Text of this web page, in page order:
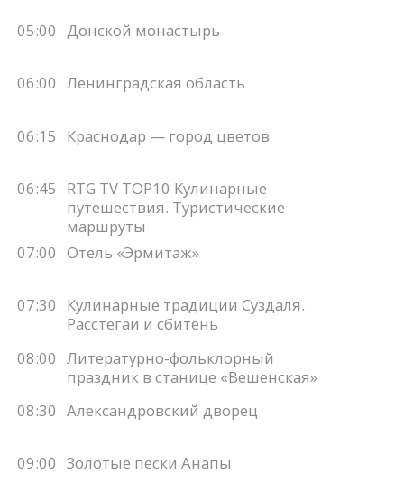
05:00 Донской монастырь
06:00 Ленинградская область
06:15 Краснодар — город цветов
06:45
RTG TV TOP10 Кулинарные
путешествия. Туристические
маршруты
07:00 Отель «Эрмитаж»
07:30
Кулинарные традиции Суздаля.
Расстегаи и сбитень
08:00
Литературно-фольклорный
праздник в станице «Вешенская»
08:30 Александровский дворец
09:00 Золотые пески Анапы